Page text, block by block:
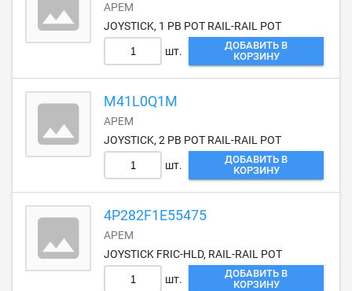
APEM
JOYSTICK, 1 PB POT RAIL-RAIL POT
шт.
ДОБАВИТЬ В
КОРЗИНУ
M41L0Q1M
APEM
JOYSTICK, 2 PB POT RAIL-RAIL POT
шт.
ДОБАВИТЬ В
КОРЗИНУ
4P282F1E55475
APEM
JOYSTICK FRIC-HLD, RAIL-RAIL POT
шт.
ДОБАВИТЬ В
КОРЗИНУ